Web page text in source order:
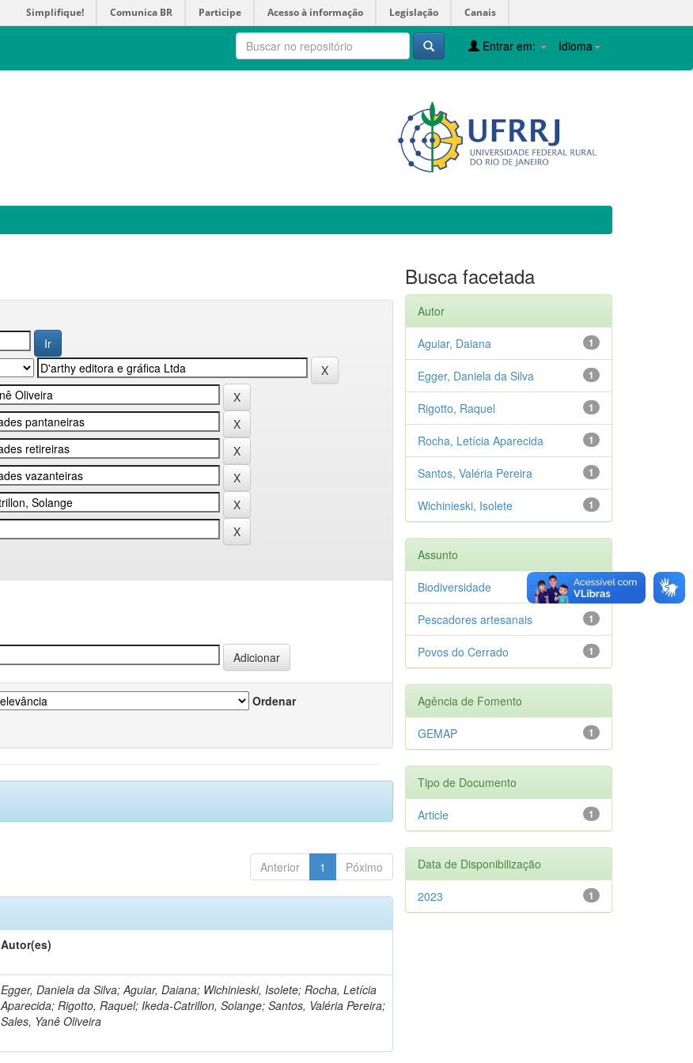
Simplifique! Comunica BR Participe Acesso à informação Legislação Canais
Idioma
Entrar em:
Ordenar
Anterior 1 Póximo
Autor(es)
Egger, Daniela da Silva; Aguiar, Daiana; Wichinieski, Isolete; Rocha, Letícia
Aparecida; Rigotto, Raquel; Ikeda-Catrillon, Solange; Santos, Valéria Pereira;
Sales, Yanê Oliveira
Busca facetada
Autor
1
Aguiar, Daiana
1
Egger, Daniela da Silva
1
Rigotto, Raquel
1
Rocha, Letícia Aparecida
1
Santos, Valéria Pereira
1
Wichinieski, Isolete
Assunto
1
Biodiversidade
1
Pescadores artesanais
1
Povos do Cerrado
Agência de Fomento
1
GEMAP
Tipo de Documento
1
Article
Data de Disponibilização
1
2023